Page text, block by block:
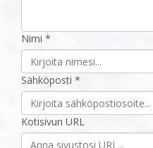
Nimi *
Sähköposti *
Kotisivun URL